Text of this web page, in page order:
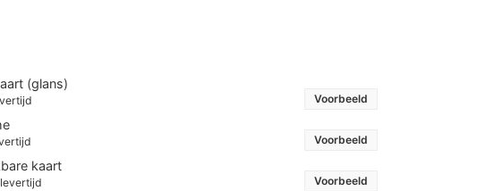
(glans)
Voorbeeld
Voorbeeld
kaart
Voorbeeld